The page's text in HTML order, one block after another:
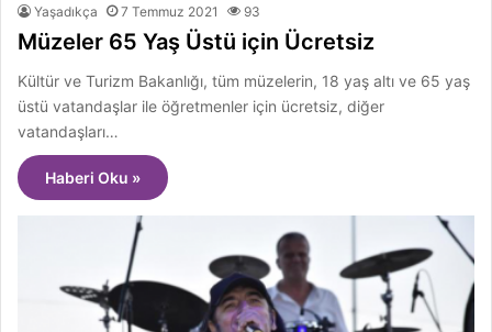
Yaşadıkça 7 Temmuz 2021 93
Müzeler 65 Yaş Üstü için Ücretsiz
Kültür ve Turizm Bakanlığı, tüm müzelerin, 18 yaş altı ve 65 yaş
üstü vatandaşlar ile öğretmenler için ücretsiz, diğer
vatandaşları…
Haberi Oku »